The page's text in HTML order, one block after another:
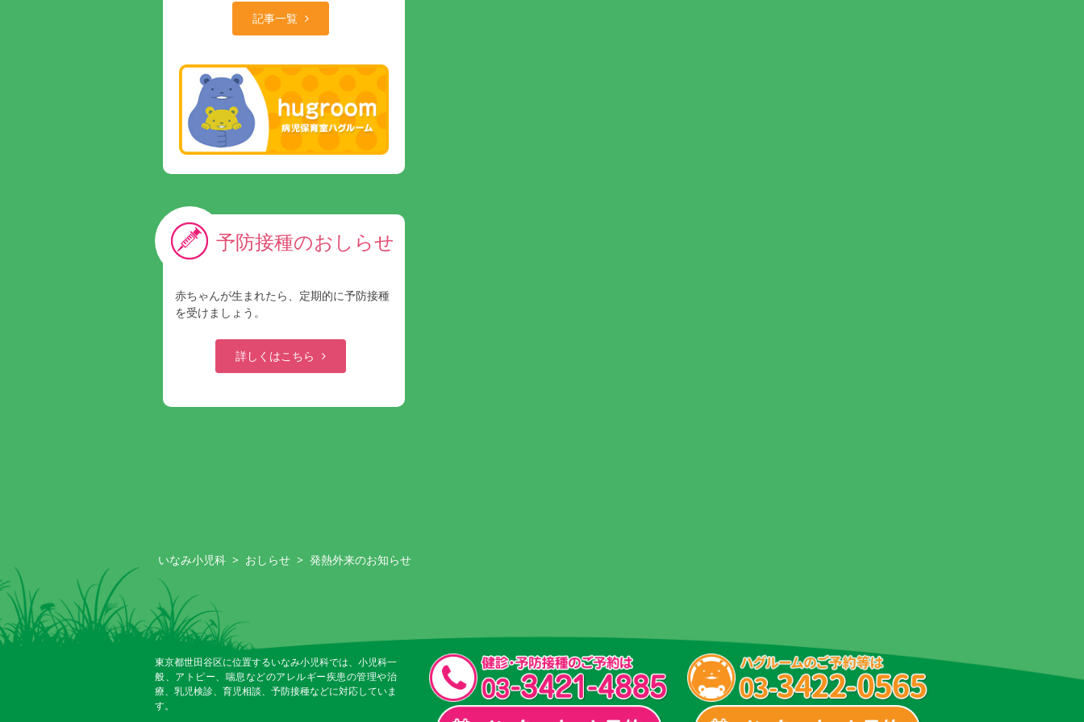
記事一覧
予防接種のおしらせ
赤ちゃんが生まれたら、定期的に予防接種
を受けましょう。
詳しくはこちら
いなみ小児科 > おしらせ > 発熱外来のお知らせ
東京都世田谷区に位置するいなみ小児科では、小児科一
般、アトピー、喘息などのアレルギー疾患の管理や治
療、乳児検診、育児相談、予防接種などに対応していま
す。